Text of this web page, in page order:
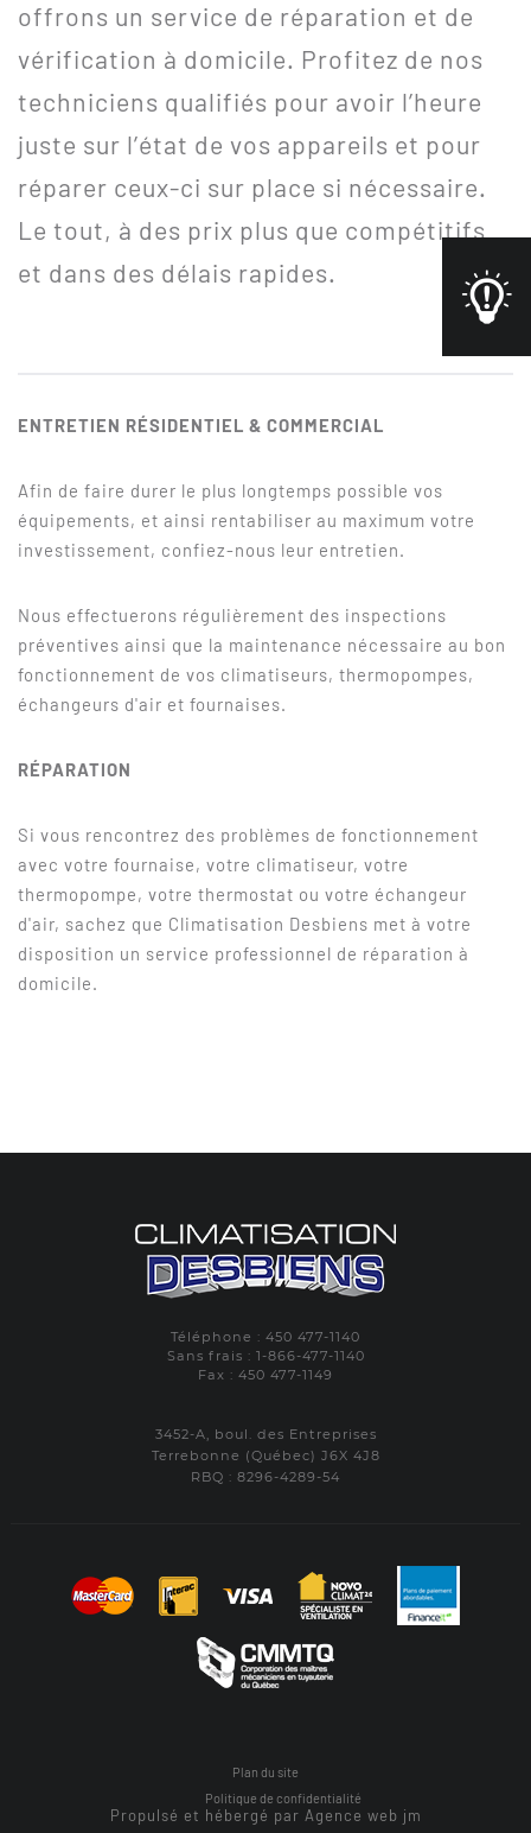
offrons un service de réparation et de
vérification à domicile. Profitez de nos
techniciens qualifiés pour avoir l’heure
juste sur l’état de vos appareils et pour
réparer ceux-ci sur place si nécessaire.
Le tout, à des prix plus que compétitifs
et dans des délais rapides.
ENTRETIEN RÉSIDENTIEL & COMMERCIAL
Afin de faire durer le plus longtemps possible vos
équipements, et ainsi rentabiliser au maximum votre
investissement, confiez-nous leur entretien.
Nous effectuerons régulièrement des inspections
préventives ainsi que la maintenance nécessaire au bon
fonctionnement de vos climatiseurs, thermopompes,
échangeurs d'air et fournaises.
RÉPARATION
Si vous rencontrez des problèmes de fonctionnement
avec votre fournaise, votre climatiseur, votre
thermopompe, votre thermostat ou votre échangeur
d'air, sachez que Climatisation Desbiens met à votre
disposition un service professionnel de réparation à
domicile.
Téléphone : 450 477-1140
Sans frais : 1-866-477-1140
Fax : 450 477-1149
3452-A, boul. des Entreprises
Terrebonne (Québec) J6X 4J8
RBQ : 8296-4289-54
Plan du site
Politique de confidentialité
Propulsé et hébergé par Agence web jm